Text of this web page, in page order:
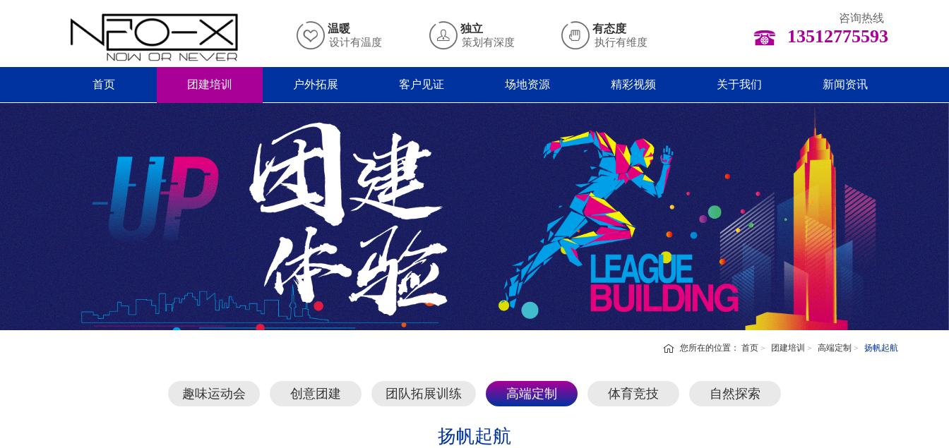
温暖
设计有温度
独立
策划有深度
有态度
执行有维度
咨询热线
13512775593
首页 团建培训 户外拓展 客户见证 场地资源 精彩视频 关于我们 新闻资讯
您所在的位置： 首页 团建培训 高端定制 扬帆起航
趣味运动会 创意团建 团队拓展训练 高端定制 体育竞技 自然探索
扬帆起航